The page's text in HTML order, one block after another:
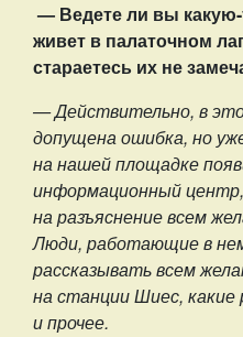
— Ведете ли вы какую-
живет в палаточном
стараетесь их не
— Действительно, в
допущена ошибка, но
на нашей площадке
информационный
на разъяснение всем
Люди, работающие в
рассказывать всем
на станции Шиес,
и прочее.